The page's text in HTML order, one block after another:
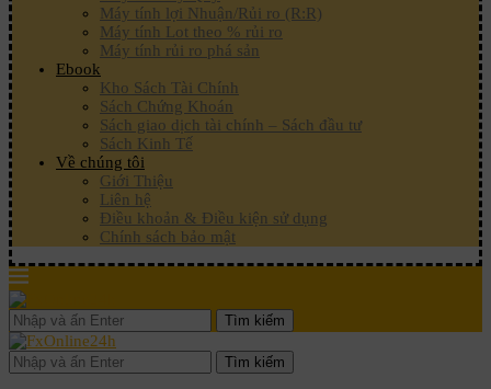
Máy tính lợi Nhuận/Rủi ro (R:R)
Máy tính Lot theo % rủi ro
Máy tính rủi ro phá sản
Ebook
Kho Sách Tài Chính
Sách Chứng Khoán
Sách giao dịch tài chính – Sách đầu tư
Sách Kinh Tế
Về chúng tôi
Giới Thiệu
Liên hệ
Điều khoản & Điều kiện sử dụng
Chính sách bảo mật
Tìm kiếm
Tìm kiếm